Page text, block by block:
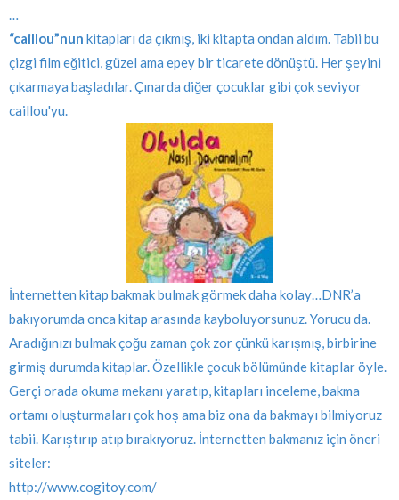
…
“caillou”nun kitapları da çıkmış, iki kitapta ondan aldım. Tabii bu
çizgi film eğitici, güzel ama epey bir ticarete dönüştü. Her şeyini
çıkarmaya başladılar. Çınarda diğer çocuklar gibi çok seviyor
caillou'yu.
İnternetten kitap bakmak bulmak görmek daha kolay…DNR’a
bakıyorumda onca kitap arasında kayboluyorsunuz. Yorucu da.
Aradığınızı bulmak çoğu zaman çok zor çünkü karışmış, birbirine
girmiş durumda kitaplar. Özellikle çocuk bölümünde kitaplar öyle.
Gerçi orada okuma mekanı yaratıp, kitapları inceleme, bakma
ortamı oluşturmaları çok hoş ama biz ona da bakmayı bilmiyoruz
tabii. Karıştırıp atıp bırakıyoruz. İnternetten bakmanız için öneri
siteler:
http://www.cogitoy.com/